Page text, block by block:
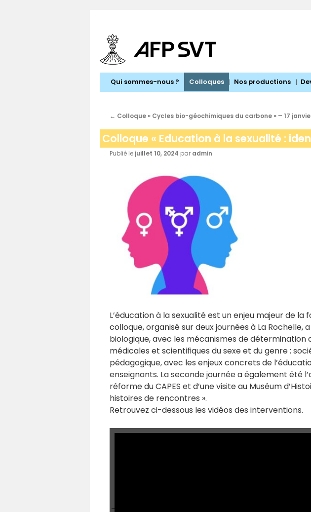
Qui sommes-nous ? Colloques Nos productions
← Colloque « Cycles bio-géochimiques du carbone » – 17
Colloque « Education à la sexualité :
Publié le juillet 10, 2024 par admin
L’éducation à la sexualité est un enjeu majeur de
colloque, organisé sur deux journées à La
biologique, avec les mécanismes de
médicales et scientifiques du sexe et du genre ;
pédagogique, avec les enjeux concrets de
enseignants. La seconde journée a également été
réforme du CAPES et d’une visite au Muséum
histoires de rencontres ».
Retrouvez ci-dessous les vidéos des interventions.